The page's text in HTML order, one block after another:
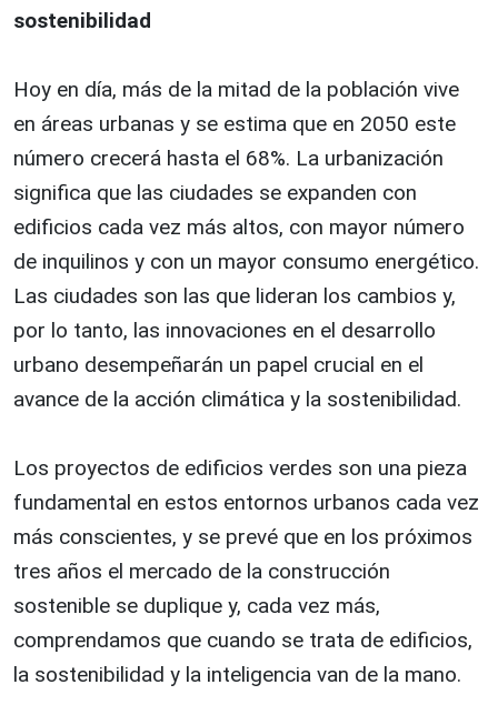
sostenibilidad
Hoy en día, más de la mitad de la población vive
en áreas urbanas y se estima que en 2050 este
número crecerá hasta el 68%. La urbanización
significa que las ciudades se expanden con
edificios cada vez más altos, con mayor número
de inquilinos y con un mayor consumo energético.
Las ciudades son las que lideran los cambios y,
por lo tanto, las innovaciones en el desarrollo
urbano desempeñarán un papel crucial en el
avance de la acción climática y la sostenibilidad.
Los proyectos de edificios verdes son una pieza
fundamental en estos entornos urbanos cada vez
más conscientes, y se prevé que en los próximos
tres años el mercado de la construcción
sostenible se duplique y, cada vez más,
comprendamos que cuando se trata de edificios,
la sostenibilidad y la inteligencia van de la mano.